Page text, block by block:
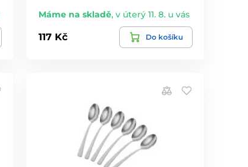
Máme na skladě,v úterý 11. 8. u vás
117 Kč Do košíku